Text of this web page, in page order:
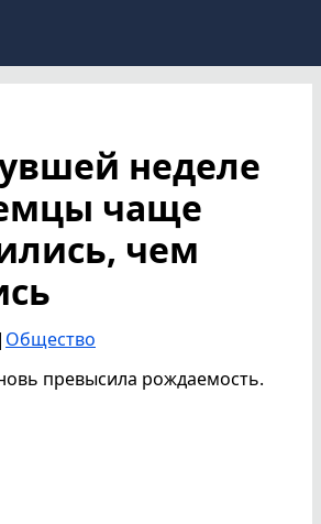
неделе
чаще
чем
| Общество
превысила рождаемость.